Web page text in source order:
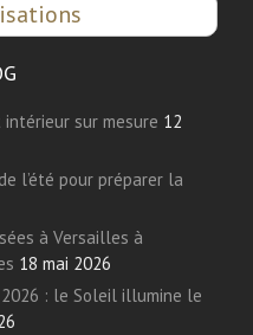
intérieur sur mesure 12
l’été pour préparer la
à Versailles à
18 mai 2026
: le Soleil illumine le